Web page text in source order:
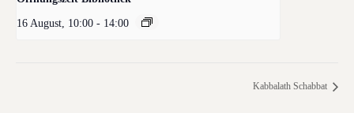
16 August, 10:00 - 14:00
Kabbalath Schabbat